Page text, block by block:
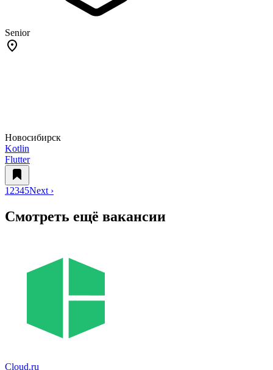
Senior
Новосибирск
Kotlin
Flutter
1 2345Next ›
Смотреть ещё вакансии
Cloud.ru